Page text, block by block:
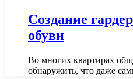
Создание
обуви
Во многих квартирах
обнаружить, что даже